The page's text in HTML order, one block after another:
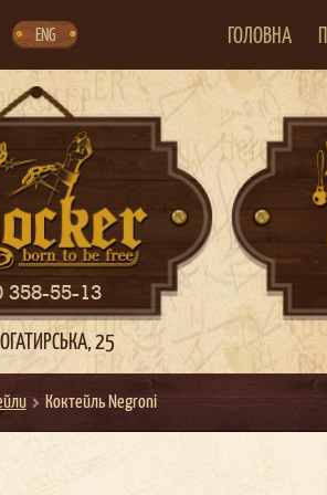
ENG ГОЛОВНА
358-55-13
25
Коктейль Negroni